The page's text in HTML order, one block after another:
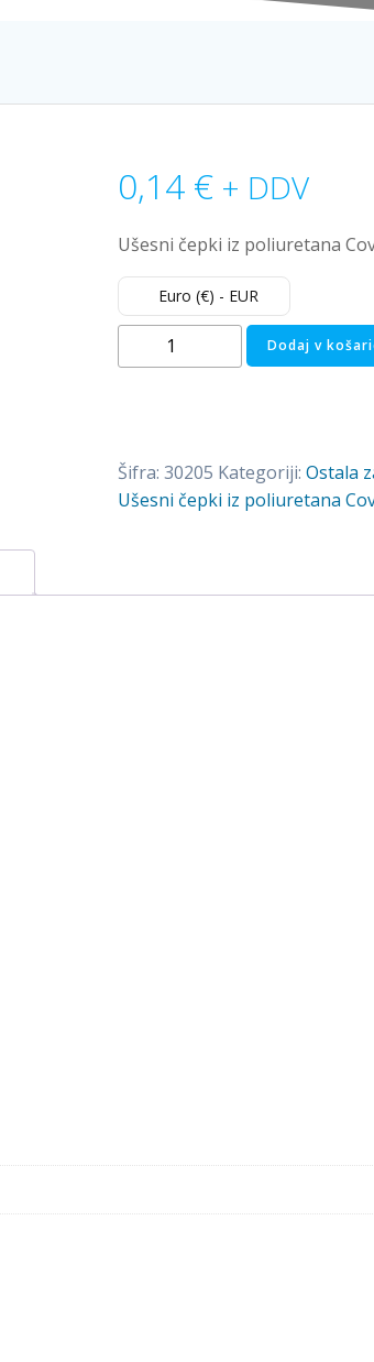
0,14 € + DDV
Ušesni čepki iz poliuretana
Euro (€) - EUR
za
CoverGuard
EARLINE
Dodaj v
Šifra: 30205 Kategoriji: Ostala
Ušesni čepki iz poliuretana